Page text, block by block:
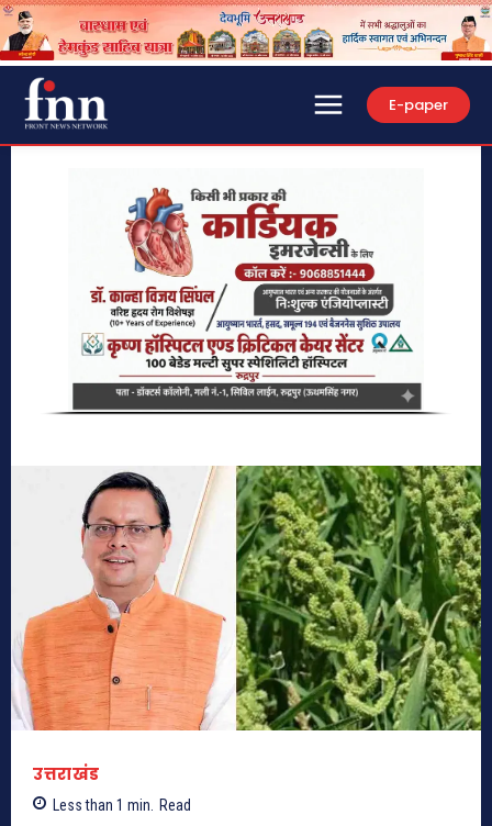
E-paper
उत्तराखंड
Less than 1 min. Read